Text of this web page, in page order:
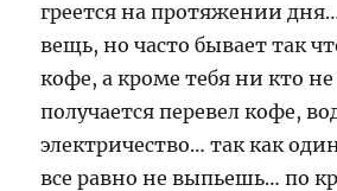
греется на протяжении
вещь, но часто бывает так
кофе, а кроме тебя ни кто
получается перевел кофе,
электричество… так как
все равно не выпьешь… по